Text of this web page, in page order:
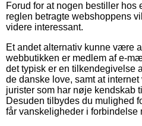
Forud for at nogen bestiller hos
reglen betragte webshoppens
videre interessant.
Et andet alternativ kunne være
webbutikken er medlem af e-
det typisk er en tilkendegivelse
de danske love, samt at
jurister som har nøje kendskab
Desuden tilbydes du mulighed
får vanskeligheder i forbindelse